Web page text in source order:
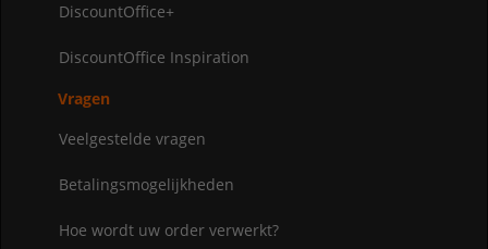
DiscountOffice+
DiscountOffice Inspiration
Vragen
Veelgestelde vragen
Betalingsmogelijkheden
Hoe wordt uw order verwerkt?